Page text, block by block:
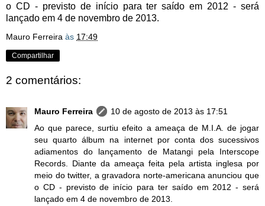
o CD - previsto de início para ter saído em 2012 - será
lançado em 4 de novembro de 2013.
Mauro Ferreira às 17:49
Compartilhar
2 comentários:
Mauro Ferreira
10 de agosto de 2013 às 17:51
Ao que parece, surtiu efeito a ameaça de M.I.A. de jogar
seu quarto álbum na internet por conta dos sucessivos
adiamentos do lançamento de Matangi pela Interscope
Records. Diante da ameaça feita pela artista inglesa por
meio do twitter, a gravadora norte-americana anunciou que
o CD - previsto de início para ter saído em 2012 - será
lançado em 4 de novembro de 2013.